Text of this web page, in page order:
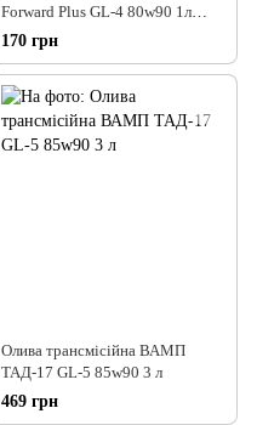
Forward Plus GL-4 80w90 1л
(кан.мет.)
170 грн
Олива трансмісійна ВАМП
ТАД-17 GL-5 85w90 3 л
469 грн